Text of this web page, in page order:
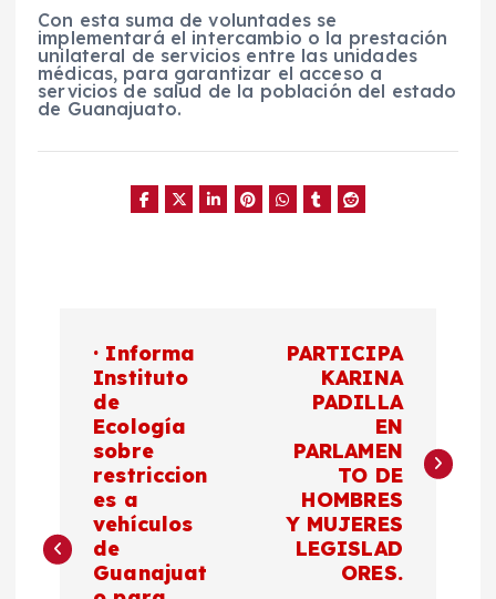
Con esta suma de voluntades se
implementará el intercambio o la prestación
unilateral de servicios entre las unidades
médicas, para garantizar el acceso a
servicios de salud de la población del estado
de Guanajuato.
g
· Informa
Instituto
de
Ecología
sobre
restriccion
es a
vehículos
de
Guanajuat
PARTICIPA
KARINA
PADILLA
EN
PARLAMEN
TO DE
HOMBRES
Y MUJERES
LEGISLAD
ORES.